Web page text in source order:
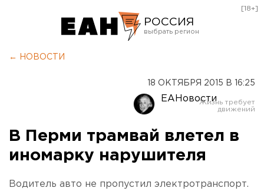
РОССИЯ
Оренбург
[18+]
← НОВОСТИ
18 ОКТЯБРЯ 2015 В 16:25
ЕАНовости
В Перми трамвай влетел в
иномарку нарушителя
Водитель авто не пропустил электротранспорт.